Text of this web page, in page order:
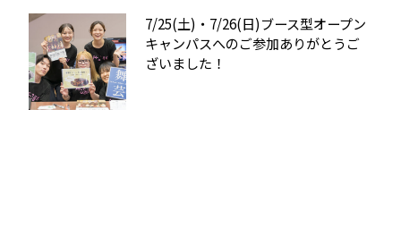
7/25(土)・7/26(日)ブース型オープン
キャンパスへのご参加ありがとうご
ざいました！